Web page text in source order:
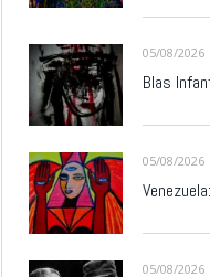
05/08/2026
Blas
05/08/2026
05/08/2026